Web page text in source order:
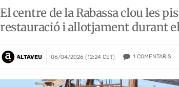
El centre de la Rabassa clou les
restauració i allotjament durant
ALTAVEU 06/04/2026 (12:24 CET) 1 COMENTARIS